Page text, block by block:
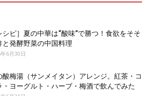
シピ］夏の中華は“酸味”で勝つ！食欲をそそ
と発酵野菜の中国料理
6月30日
酸梅湯（サンメイタン）アレンジ。紅茶・コ
・ヨーグルト・ハーブ・梅酒で飲んでみた